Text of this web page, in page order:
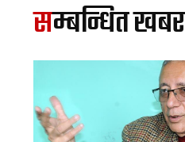
सम्बन्धित खबर